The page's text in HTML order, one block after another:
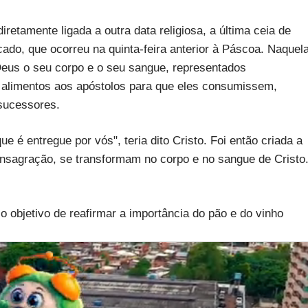
ligada a outra data religiosa, a última ceia de
que ocorreu na quinta-feira anterior à Páscoa.
o seu corpo e o seu sangue, representados
aos apóstolos para que eles consumissem,
é entregue por vós", teria dito Cristo. Foi então criada a
se transformam no corpo e no sangue de Cristo.
de reafirmar a importância do pão e do vinho